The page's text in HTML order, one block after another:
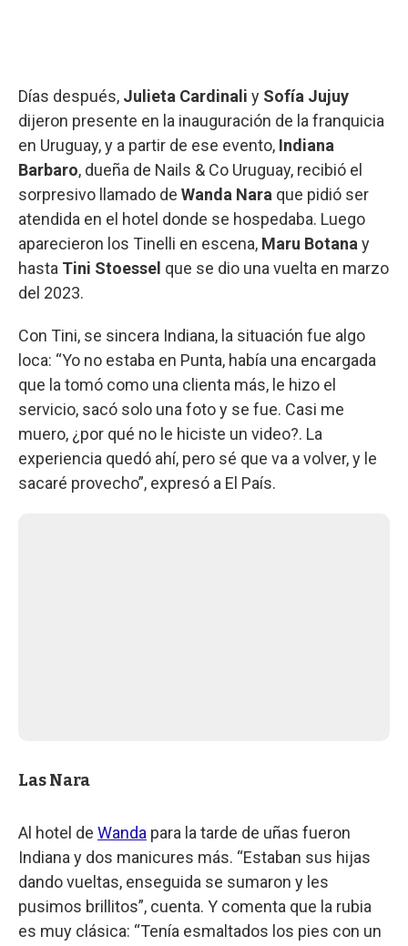
Días después, Julieta Cardinali y Sofía Jujuy
dijeron presente en la inauguración de la franquicia
en Uruguay, y a partir de ese evento, Indiana
Barbaro, dueña de Nails & Co Uruguay, recibió el
sorpresivo llamado de Wanda Nara que pidió ser
atendida en el hotel donde se hospedaba. Luego
aparecieron los Tinelli en escena, Maru Botana y
hasta Tini Stoessel que se dio una vuelta en marzo
del 2023.
Con Tini, se sincera Indiana, la situación fue algo
loca: “Yo no estaba en Punta, había una encargada
que la tomó como una clienta más, le hizo el
servicio, sacó solo una foto y se fue. Casi me
muero, ¿por qué no le hiciste un video?. La
experiencia quedó ahí, pero sé que va a volver, y le
sacaré provecho”, expresó a El País.
Las Nara
Al hotel de Wanda para la tarde de uñas fueron
Indiana y dos manicures más. “Estaban sus hijas
dando vueltas, enseguida se sumaron y les
pusimos brillitos”, cuenta. Y comenta que la rubia
es muy clásica: “Tenía esmaltados los pies con un